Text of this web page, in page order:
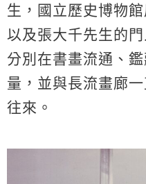
生，國立歷史博物
以及張大千先生的
分別在書畫流通、
量，並與長流畫廊
往來。